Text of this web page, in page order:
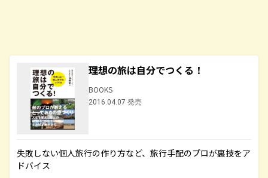
理想の旅は自分でつくる！
BOOKS
2016.04.07 発売
失敗しない個人旅行の作り方など、旅行手配のプロが裏技をア
ドバイス